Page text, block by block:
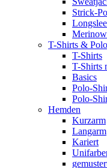
Strick-
T-Shirts &
T-Shirts
T-Shirts
Basics
Polo-
Polo-
Hemden
Kurzarm
Langarm
Kariert